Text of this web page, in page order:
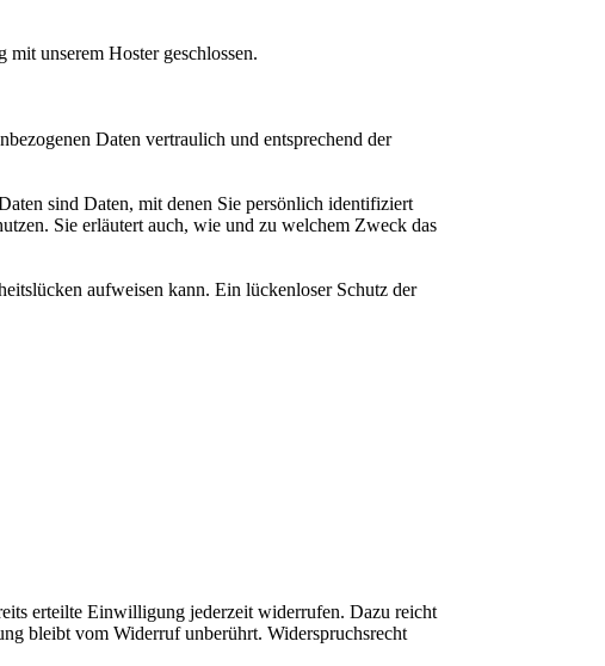
unserem Hoster geschlossen.
Daten vertraulich und entsprechend der
sind Daten, mit denen Sie persönlich identifiziert
Sie erläutert auch, wie und zu welchem Zweck das
aufweisen kann. Ein lückenloser Schutz der
erteilte Einwilligung jederzeit widerrufen. Dazu reicht
bleibt vom Widerruf unberührt. Widerspruchsrecht